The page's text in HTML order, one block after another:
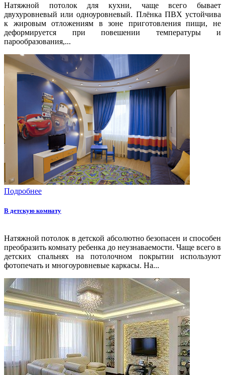
Натяжной потолок для кухни, чаще всего бывает
двухуровневый или одноуровневый. Плёнка ПВХ устойчива
к жировым отложениям в зоне приготовления пищи, не
деформируется при повешении температуры и
парообразования,...
Подробнее
В детскую комнату
Натяжной потолок в детской абсолютно безопасен и способен
преобразить комнату ребенка до неузнаваемости. Чаще всего в
детских спальнях на потолочном покрытии используют
фотопечать и многоуровневые каркасы. На...